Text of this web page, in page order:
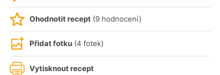
Ohodnotit recept (9 hodnocení)
Přidat fotku (4 fotek)
Vytisknout recept